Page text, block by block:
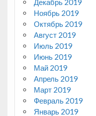
Декабрь 2019
Ноябрь 2019
Октябрь 2019
Август 2019
Июль 2019
Июнь 2019
Май 2019
Апрель 2019
Март 2019
Февраль 2019
Январь 2019